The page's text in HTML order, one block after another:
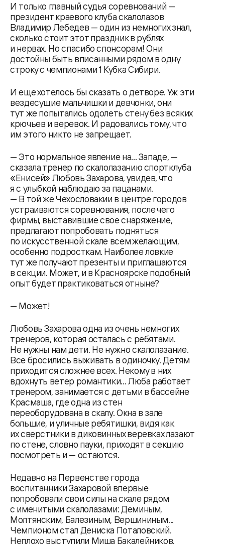
И только главный судья соревнований —
президент краевого клуба скалолазов
Владимир Лебедев — один из немногих знал,
сколько стоит этот праздник в рублях
и нервах. Но спасибо спонсорам! Они
достойны быть вписанными рядом в одну
строку с чемпионами 1 Кубка Сибири.
И еще хотелось бы сказать о детворе. Уж эти
вездесущие мальчишки и девчонки, они
тут же попытались одолеть стену без всяких
крючьев и веревок. И радовались тому, что
им этого никто не запрещает.
— Это нормальное явление на... Западе, —
сказала тренер по скалолазанию спортклуба
«Енисей» Любовь Захарова, увидев, что
я с улыбкой наблюдаю за пацанами.
— В той же Чехословакии в центре городов
устраиваются соревнования, после чего
фирмы, выставившие свое снаряжение,
предлагают попробовать подняться
по искусственной скале всем желающим,
особенно подросткам. Наиболее ловкие
тут же получают презенты и приглашаются
в секции. Может, и в Красноярске подобный
опыт будет практиковаться отныне?
— Может!
Любовь Захарова одна из очень немногих
тренеров, которая осталась с ребятами.
Не нужны нам дети. Не нужно скалолазание.
Все бросились выживать в одиночку. Детям
приходится сложнее всех. Некому в них
вдохнуть ветер романтики... Люба работает
тренером, занимается с детьми в бассейне
Красмаша, где одна из стен
переоборудована в скалу. Окна в зале
большие, и уличные ребятишки, видя как
их сверстники в диковинных веревках лазают
по стене, словно пауки, приходят в секцию
посмотреть и — остаются.
Недавно на Первенстве города
воспитанники Захаровой впервые
попробовали свои силы на скале рядом
с именитыми скалолазами: Деминым,
Молтянским, Балезиным, Вершининым...
Чемпионом стал Дениска Поталовский.
Неплохо выступили Миша Бакалейников,